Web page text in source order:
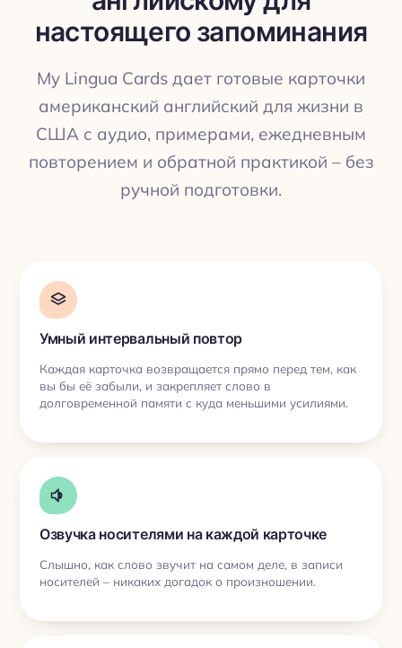
настоящего запоминания
My Lingua Cards дает готовые карточки
американский английский для жизни в
США с аудио, примерами, ежедневным
повторением и обратной практикой – без
ручной подготовки.
Умный интервальный повтор
Каждая карточка возвращается прямо перед тем, как
вы бы её забыли, и закрепляет слово в
долговременной памяти с куда меньшими усилиями.
Озвучка носителями на каждой карточке
Слышно, как слово звучит на самом деле, в записи
носителей – никаких догадок о произношении.